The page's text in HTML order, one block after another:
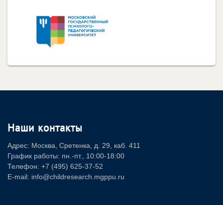
Наши контакты
Адрес: Москва, Сретенка, д. 29, каб. 411
График работы: пн.-пт., 10:00-18:00
Телефон: +7 (495) 625-37-52
E-mail: info@childresearch.mgppu.ru